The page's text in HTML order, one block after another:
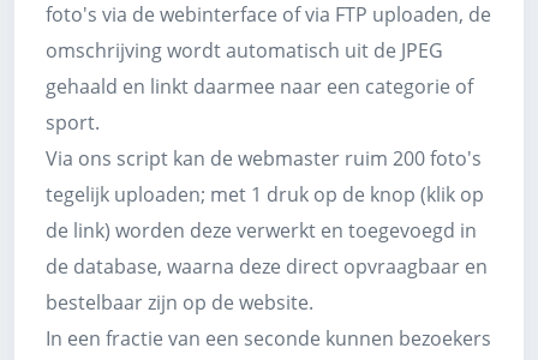
foto's via de webinterface of via FTP uploaden, de
omschrijving wordt automatisch uit de JPEG
gehaald en linkt daarmee naar een categorie of
sport.
Via ons script kan de webmaster ruim 200 foto's
tegelijk uploaden; met 1 druk op de knop (klik op
de link) worden deze verwerkt en toegevoegd in
de database, waarna deze direct opvraagbaar en
bestelbaar zijn op de website.
In een fractie van een seconde kunnen bezoekers